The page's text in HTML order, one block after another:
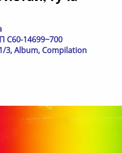
С60-14699~700
3, Album, Compilation